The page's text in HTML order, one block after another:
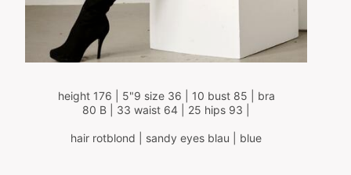
height 176 | 5"9 size 36 | 10 bust 85 | bra
80 B | 33 waist 64 | 25 hips 93 |
hair rotblond | sandy eyes blau | blue